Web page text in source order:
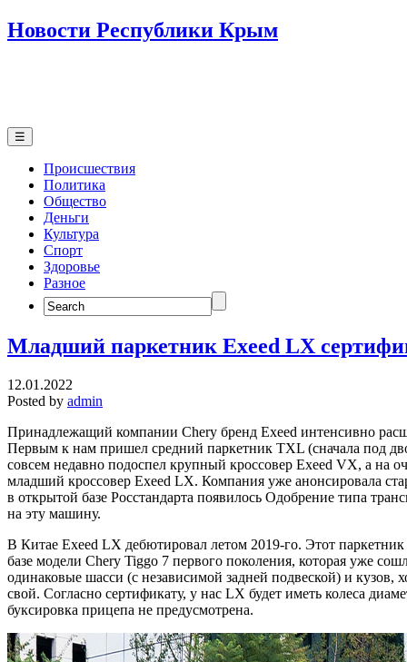
Новости Республики Крым
☰
Происшествия
Политика
Общество
Деньги
Культура
Спорт
Здоровье
Разное
Search
for:
Младший паркетник Exeed LX
12.01.2022
Posted by admin
Принадлежащий компании Chery бренд Exeed интенсивно
Первым к нам пришел средний паркетник TXL (сначала под
совсем недавно подоспел крупный кроссовер Exeed VX, а на
младший кроссовер Exeed LX. Компания уже анонсировала
в открытой базе Росстандарта появилось Одобрение типа
на эту машину.
В Китае Exeed LX дебютировал летом 2019-го. Этот
базе модели Chery Tiggo 7 первого поколения, которая уже
одинаковые шасси (с независимой задней подвеской) и кузов,
свой. Согласно сертификату, у нас LX будет иметь колеса
буксировка прицепа не предусмотрена.